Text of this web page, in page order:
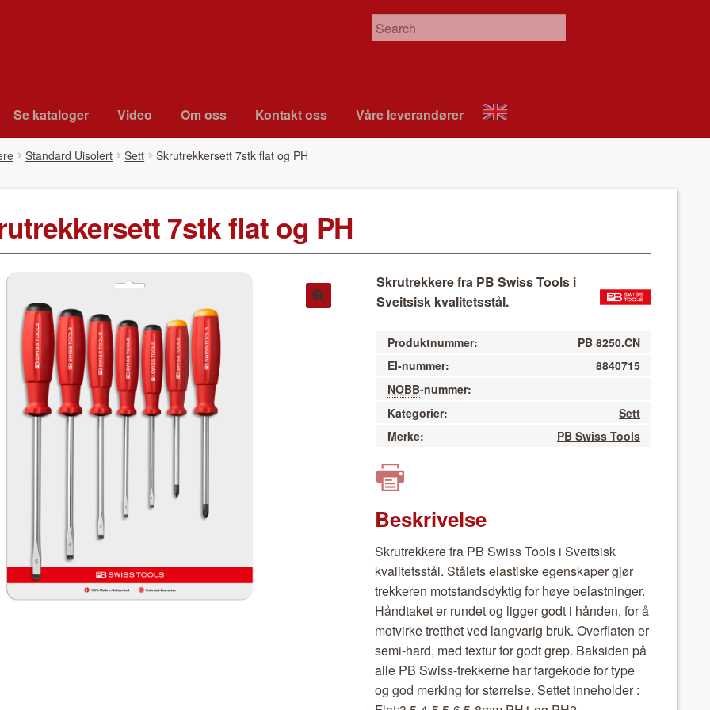
Se kat­a­loger Video Om oss Kon­takt oss Våre leverandør­er
About
VIX
Standard Uisolert Sett Skrutrekker­sett 7stk flat og PH
7stk flat og PH
Skrutrekkere fra PB Swiss Tools i
Sveitsisk kvalitetsstål.
Produktnummer:
PB 8250.CN
El-nummer:
8840715
NOBB-nummer:
Kategorier:
Sett
Merke:
PB Swiss Tools
Beskrivelse
Skrutrekkere fra PB Swiss Tools i Sveit­sisk
kvalitetsstål. Stålets elastiske egen­skaper gjør
trekkeren mot­stands­dyk­tig for høye belast­ninger.
Hånd­taket er run­det og lig­ger godt i hån­den, for å
motvirke tret­thet ved lang­varig bruk. Over­flat­en er
semi-hard, med tex­tur for godt grep. Bak­si­den på
alle PB Swiss-trekkerne har fargekode for type
og god merk­ing for stør­relse. Set­tet innehold­er :